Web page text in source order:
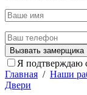
Я подтверждаю
Главная / Наши
Двери